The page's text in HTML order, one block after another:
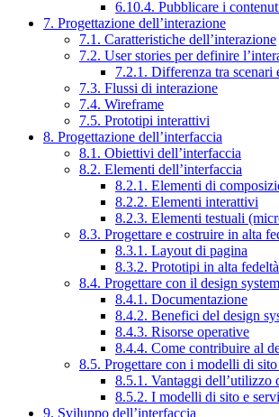
6.10.4. Pubblicare i
7. Progettazione dell’interazione
7.1. Caratteristiche dell’interazione
7.2. User stories per definire
7.2.1. Differenza tra scenari
7.3. Flussi di interazione
7.4. Wireframe
7.5. Prototipi interattivi
8. Progettazione dell’interfaccia
8.1. Obiettivi dell’interfaccia
8.2. Elementi dell’interfaccia
8.2.1. Elementi di
8.2.2. Elementi interattivi
8.2.3. Elementi testuali
8.3. Progettare e costruire in alta
8.3.1. Layout di pagina
8.3.2. Prototipi in alta fedeltà
8.4. Progettare con il design
8.4.1. Documentazione
8.4.2. Benefici del design
8.4.3. Risorse operative
8.4.4. Come contribuire al
8.5. Progettare con i modelli di
8.5.1. Vantaggi dell’utilizzo
8.5.2. I modelli di sito e
9. Sviluppo dell’interfaccia